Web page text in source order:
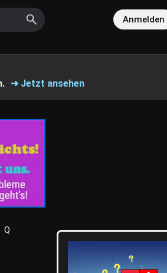
➜ Jetzt ansehen
Anmelden
Q